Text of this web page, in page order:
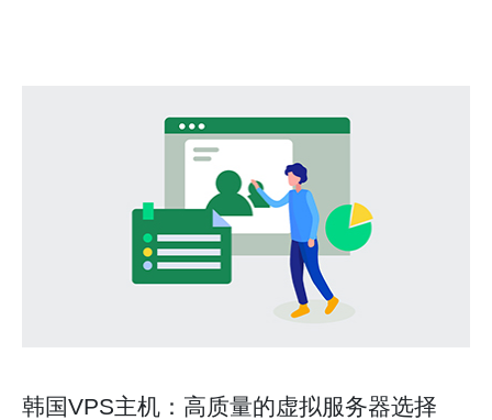
韩国VPS主机：高质量的虚拟服务器选择